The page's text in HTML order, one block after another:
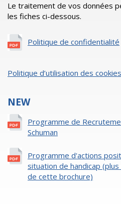
Le traitement de vos données
les fiches ci-dessous.
Politique de confidentialité
Politique d’utilisation des cookies
NEW
Programme de
Schuman
Programme d'actions
situation de handicap
de cette brochure)